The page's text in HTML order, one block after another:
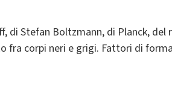
di Stefan Boltzmann, di Planck, del
fra corpi neri e grigi. Fattori di